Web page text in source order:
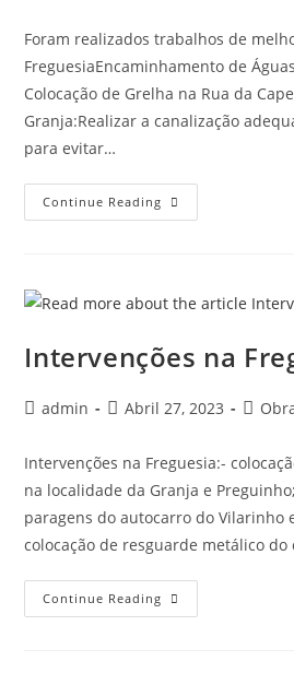
Foram realizados trabalhos de
FreguesiaEncaminhamento de
Colocação de Grelha na Rua da
Granja:Realizar a canalização
para evitar…
Continue Reading
Intervenções na
admin Abril 27, 2023
Intervenções na Freguesia:-
na localidade da Granja e
paragens do autocarro do Vilarinho
colocação de resguarde metálico do
Continue Reading